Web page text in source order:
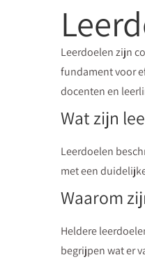
Leerdoelen zijn
fundament voor
docenten en
Wat zijn
Leerdoelen
met een
Waarom
Heldere
begrijpen wat er